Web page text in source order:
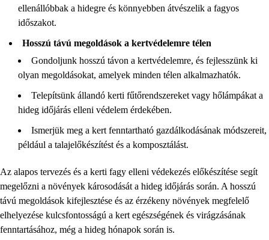
ellenállóbbak a hidegre és könnyebben átvészelik a fagyos
időszakot.
Hosszú távú megoldások a kertvédelemre télen
Gondoljunk hosszú távon a kertvédelemre, és fejlesszünk ki
olyan megoldásokat, amelyek minden télen alkalmazhatók.
Telepítsünk állandó kerti fűtőrendszereket vagy hőlámpákat a
hideg időjárás elleni védelem érdekében.
Ismerjük meg a kert fenntartható gazdálkodásának módszereit,
például a talajelőkészítést és a komposztálást.
Az alapos tervezés és a kerti fagy elleni védekezés előkészítése segít
megelőzni a növények károsodását a hideg időjárás során. A hosszú
távú megoldások kifejlesztése és az érzékeny növények megfelelő
elhelyezése kulcsfontosságú a kert egészségének és virágzásának
fenntartásához, még a hideg hónapok során is.